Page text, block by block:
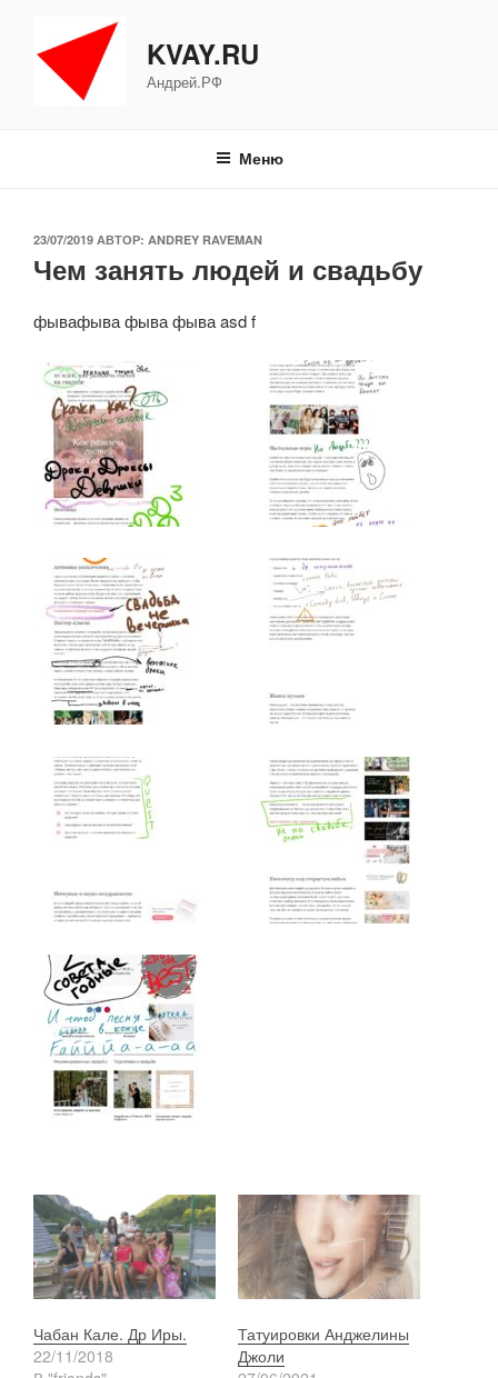
содержимому
KVAY.RU
Андрей.РФ
Меню
ОПУБЛИКОВАНО
23/07/2019 АВТОР: ANDREY RAVEMAN
Чем занять людей и свадьбу
фывафыва фыва фыва asd f
Чабан Кале. Др Иры.
22/11/2018
Татуировки Анджелины
Джоли